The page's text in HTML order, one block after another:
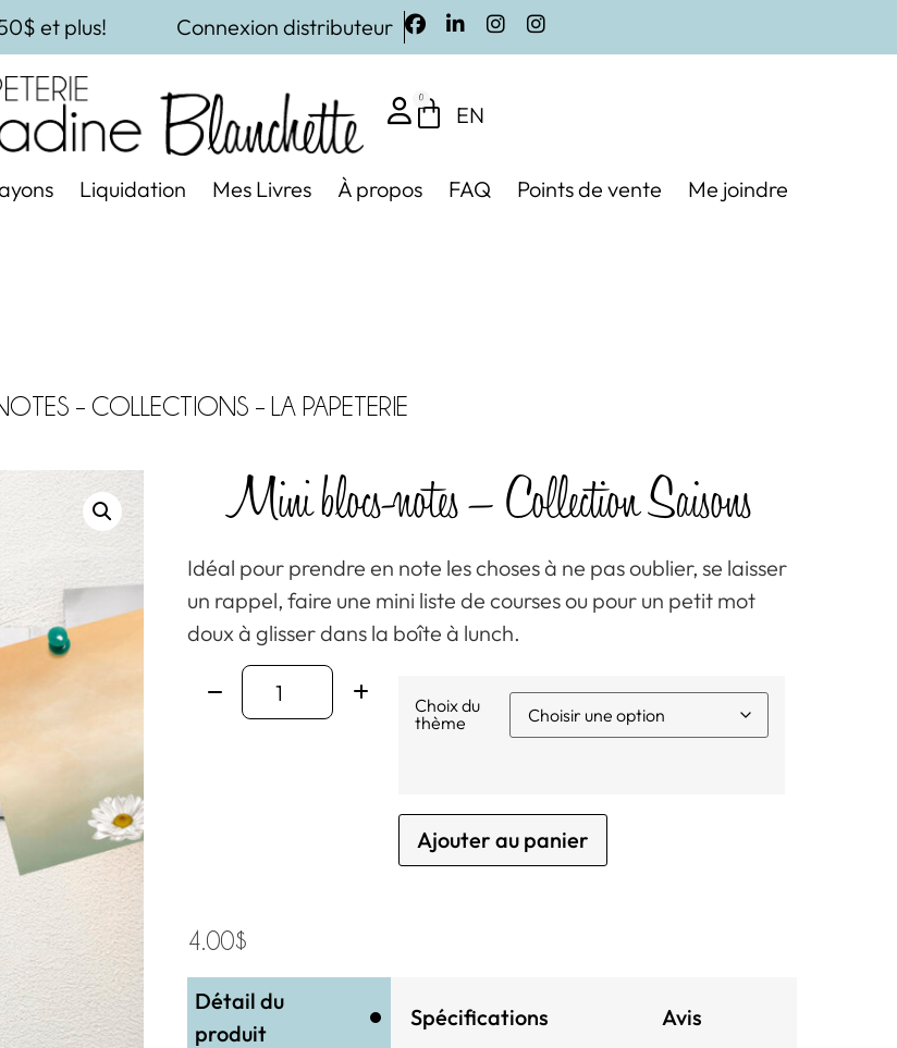
et plus! Connexion distributeur
0
EN
Liquidation Mes Livres À propos FAQ Points de vente Me joindre
– COLLECTIONS – LA PAPETERIE
Mini blocs-notes – Collection Saisons
Idéal pour prendre en note les choses à ne pas oublier, se laisser
un rappel, faire une mini liste de courses ou pour un petit mot
doux à glisser dans la boîte à lunch.
Choix du
thème
Ajouter au panier
4.00$
Détail du
produit
Spécifications Avis